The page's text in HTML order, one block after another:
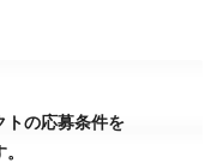
トの応募条件を